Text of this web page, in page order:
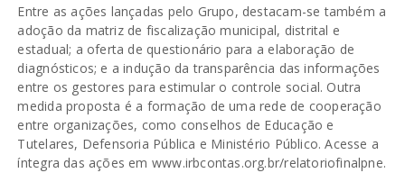
Entre as ações lançadas pelo Grupo, destacam-se também a
adoção da matriz de fiscalização municipal, distrital e
estadual; a oferta de questionário para a elaboração de
diagnósticos; e a indução da transparência das informações
entre os gestores para estimular o controle social. Outra
medida proposta é a formação de uma rede de cooperação
entre organizações, como conselhos de Educação e
Tutelares, Defensoria Pública e Ministério Público. Acesse a
íntegra das ações em www.irbcontas.org.br/relatoriofinalpne.